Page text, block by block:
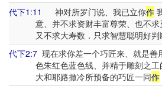
代下1:11
神对所罗门说、我已立你作
意、并不求资财丰富尊荣、也不求
又不求大寿数．只求智慧聪明好判
代下2:7 现在求你差一个巧匠来、就是善
色朱红色蓝色线、并精于雕刻之
大和耶路撒冷所预备的巧匠一同作